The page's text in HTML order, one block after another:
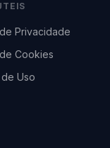
Privacidade
Cookies
Uso